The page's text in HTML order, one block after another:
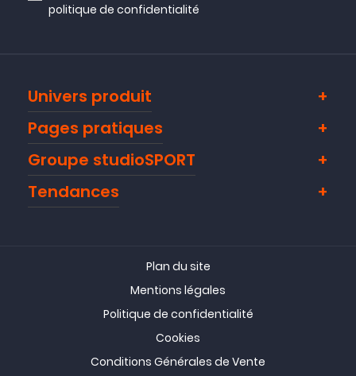
politique de confidentialité
Univers produit
Pages pratiques
Groupe studioSPORT
Tendances
Plan du site
Mentions légales
Politique de confidentialité
Cookies
Conditions Générales de Vente